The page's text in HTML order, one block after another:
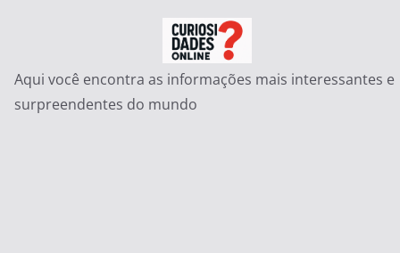
conteúdo
Aqui você encontra as informações mais interessantes e
surpreendentes do mundo